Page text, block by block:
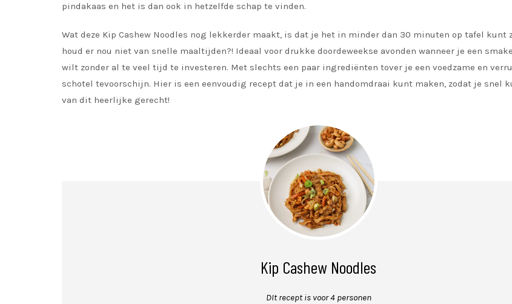
pindakaas en het is dan ook in hetzelfde schap te vinden.
Wat deze Kip Cashew Noodles nog lekkerder maakt, is dat je het in minder dan 30 minuten op tafel kunt
houd er nou niet van snelle maaltijden?! Ideaal voor drukke doordeweekse avonden wanneer je een
wilt zonder al te veel tijd te investeren. Met slechts een paar ingrediënten tover je een voedzame en
schotel tevoorschijn. Hier is een eenvoudig recept dat je in een handomdraai kunt maken, zodat je snel
van dit heerlijke gerecht!
Kip Cashew Noodles
DIt recept is voor 4 personen